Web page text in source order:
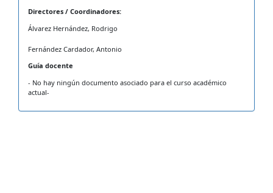
Directores / Coordinadores:
Álvarez Hernández, Rodrigo
Fernández Cardador, Antonio
Guía docente
- No hay ningún documento asociado para el curso académico
actual-